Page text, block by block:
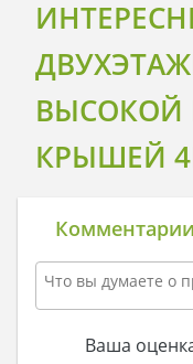
ВЫСОКОЙ
КРЫШЕЙ
Комментарии
Ваша